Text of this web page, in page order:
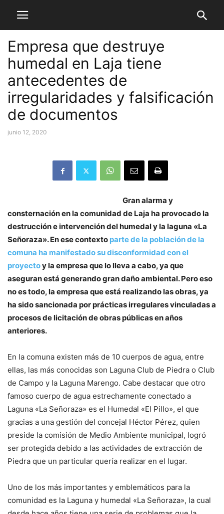
Empresa que destruye
humedal en Laja tiene
antecedentes de
irregularidades y falsificación
de documentos
junio 12, 2020
Gran alarma y
consternación en la comunidad de Laja ha provocado la
destrucción e intervención del humedal y la laguna «La
Señoraza». En ese contexto parte de la población de la
comuna ha manifestado su disconformidad con el
proyectoy la empresa que lo lleva a cabo, ya que
aseguran está generando gran daño ambiental. Pero eso
no es todo, la empresa que está realizando las obras, ya
ha sido sancionada por prácticas irregulares vinculadas a
procesos de licitación de obras públicas en años
anteriores.
En la comuna existen más de 10 cuerpos de agua, entre
ellas, las más conocidas son Laguna Club de Piedra o Club
de Campo y la Laguna Marengo. Cabe destacar que otro
famoso cuerpo de agua estrechamente conectado a
Laguna «La Señoraza» es el Humedal «El Pillo», el que
gracias a una gestión del concejal Héctor Pérez, quien
preside la comisión de Medio Ambiente municipal, logró
ser protegida debido a las actividades de extracción de
Piedra que un particular quería realizar en el lugar.
Uno de los más importantes y emblemáticos para la
comunidad es la Laguna y humedal «La Señoraza», la cual